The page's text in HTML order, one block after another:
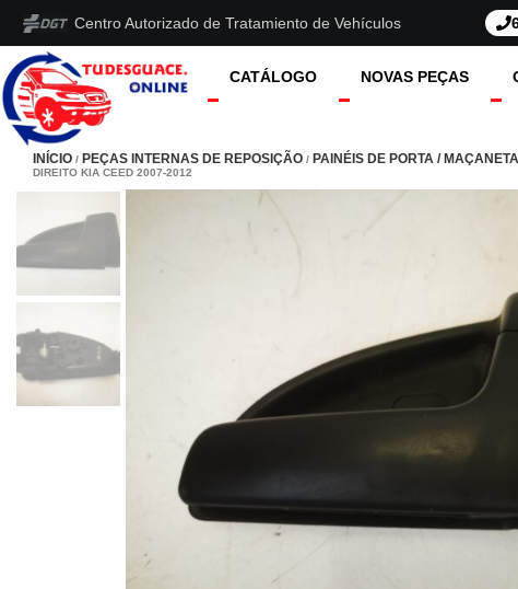
Centro Autorizado de Tratamiento de Vehículos
CATÁLOGO NOVAS PEÇAS
INÍCIO / PEÇAS INTERNAS DE REPOSIÇÃO / PAINÉIS DE PORTA /
DIREITO KIA CEED 2007-2012